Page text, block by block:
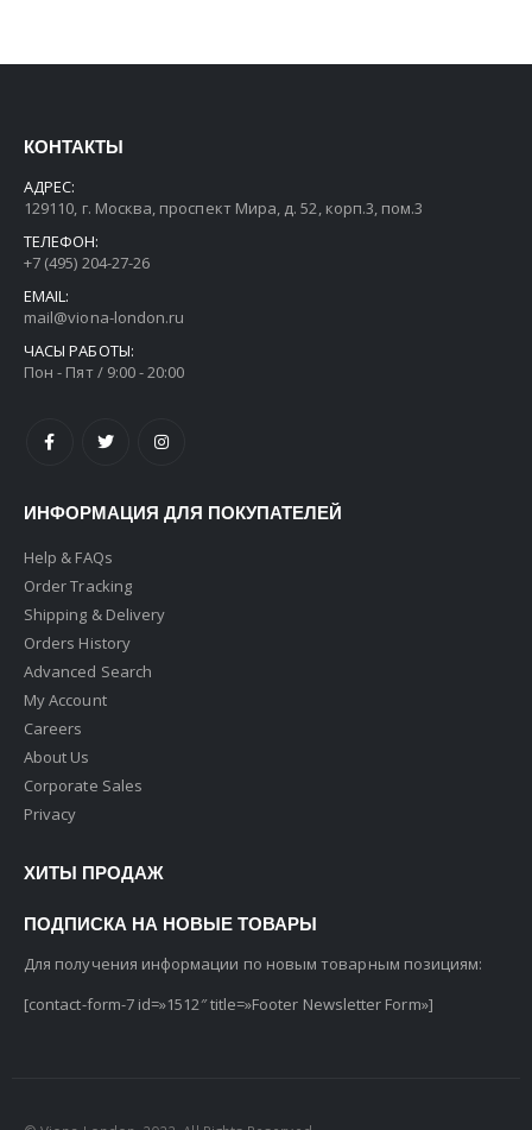
КОНТАКТЫ
АДРЕС:
129110, г. Москва, проспект Мира, д. 52, корп.3, пом.3
ТЕЛЕФОН:
+7 (495) 204-27-26
EMAIL:
mail@viona-london.ru
ЧАСЫ РАБОТЫ:
Пон - Пят / 9:00 - 20:00
ИНФОРМАЦИЯ ДЛЯ ПОКУПАТЕЛЕЙ
Help & FAQs
Order Tracking
Shipping & Delivery
Orders History
Advanced Search
My Account
Careers
About Us
Corporate Sales
Privacy
ХИТЫ ПРОДАЖ
ПОДПИСКА НА НОВЫЕ ТОВАРЫ
Для получения информации по новым товарным позициям:
[contact-form-7 id=»1512″ title=»Footer Newsletter Form»]